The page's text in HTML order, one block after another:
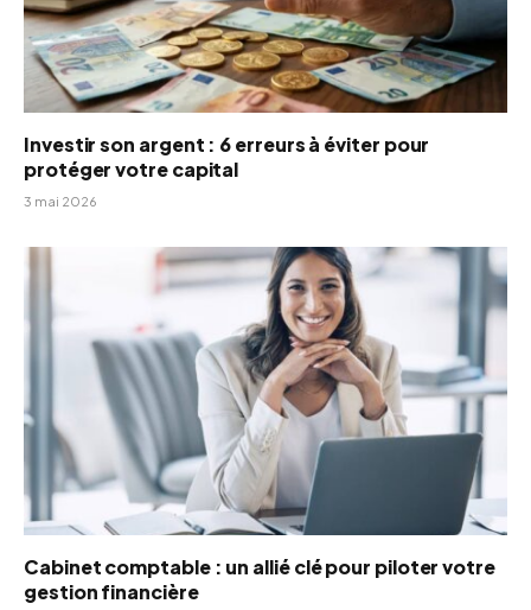
Investir son argent : 6 erreurs à éviter pour
protéger votre capital
3 mai 2026
Cabinet comptable : un allié clé pour piloter votre
gestion financière